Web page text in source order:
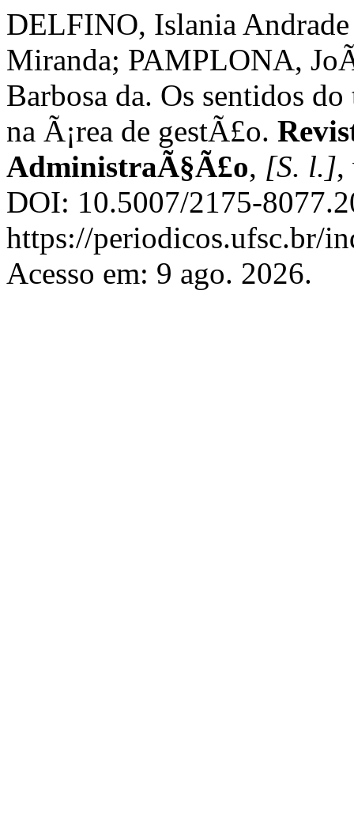
DELFINO, Islania
Miranda; PAMPLONA,
Barbosa da. Os sentidos
na Ã¡rea de gestÃ£o.
AdministraÃ§Ã£o, [S. l.],
DOI: 10.5007/2175-
https://periodicos.ufsc.br/
Acesso em: 9 ago. 2026.